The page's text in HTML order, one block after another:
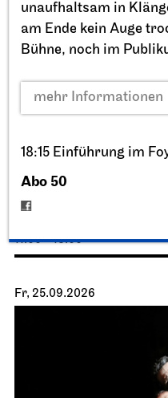
unaufhaltsam in
am Ende kein Auge
Bühne, noch im
mehr Informationen
18:15 Einführung im
Abo 50
Staatstheater Stuttgart
Theaterfest am
11:00 - 18:00
Fr, 25.09.2026